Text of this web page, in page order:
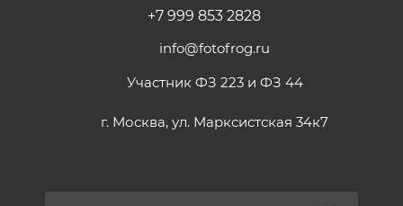
+7 999 853 2828
info@fotofrog.ru
Участник ФЗ 223 и ФЗ 44
г. Москва, ул. Марксистская 34к7